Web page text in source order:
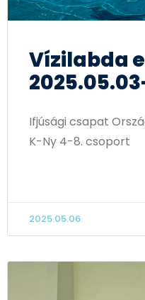
Vízilabda
Ifjúsági csapat
K-Ny 4-8. csoport
2025.05.06.